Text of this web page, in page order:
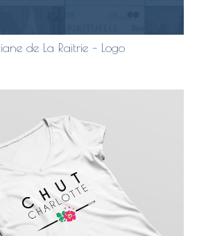
de La Raitrie – Logo